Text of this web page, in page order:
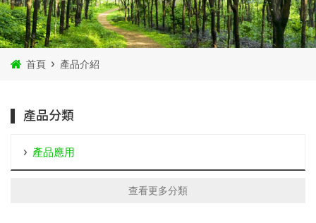
首頁 產品介紹
產品分類
產品應用